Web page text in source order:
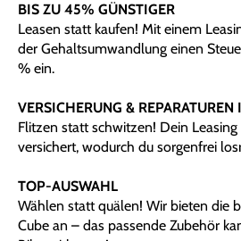
BIS ZU 45% GÜNSTIGER
Leasen statt kaufen! Mit einem
der Gehaltsumwandlung einen
% ein.
VERSICHERUNG &
Flitzen statt schwitzen! Dein
versichert, wodurch du sorgenfrei
TOP-AUSWAHL
Wählen statt quälen! Wir bieten die
Cube an – das passende Zubehör